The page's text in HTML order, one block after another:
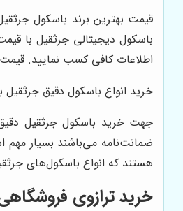
قیمت بهترین برند باسکول
باسکول دیجیتالی جرثقیل با
اطلاعات کافی کسب نمایید.
خرید انواع باسکول دقیق
جهت خرید باسکول جرثقیل
ضمانت‌نامه می‌باشند بسیار
هستند که انواع باسکول‌های
خرید ترازوی